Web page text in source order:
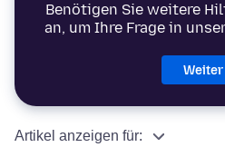
Benötigen Sie weitere
an, um Ihre Frage in
Weiter
Artikel anzeigen für: